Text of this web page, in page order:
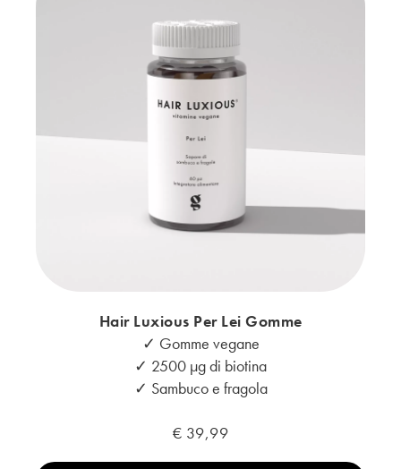
Hair Luxious Per Lei Gomme
✓ Gomme vegane
✓ 2500 μg di biotina
✓ Sambuco e fragola
€ 39,99